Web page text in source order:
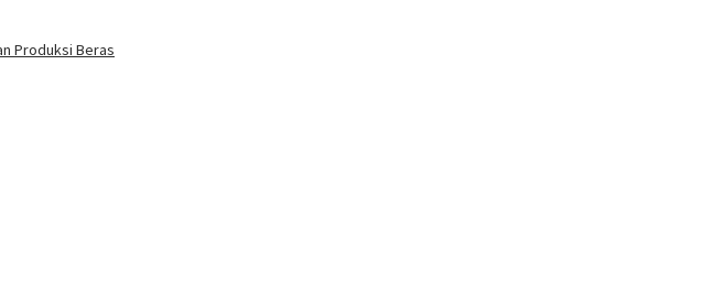
Produksi Beras